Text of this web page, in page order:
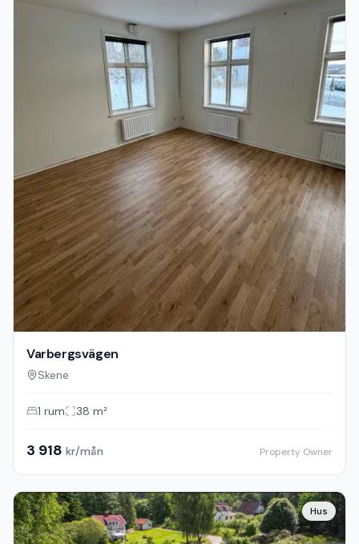
Varbergsvägen
Skene
1 rum 38 m²
3 918 kr/mån Property Owner
Hus